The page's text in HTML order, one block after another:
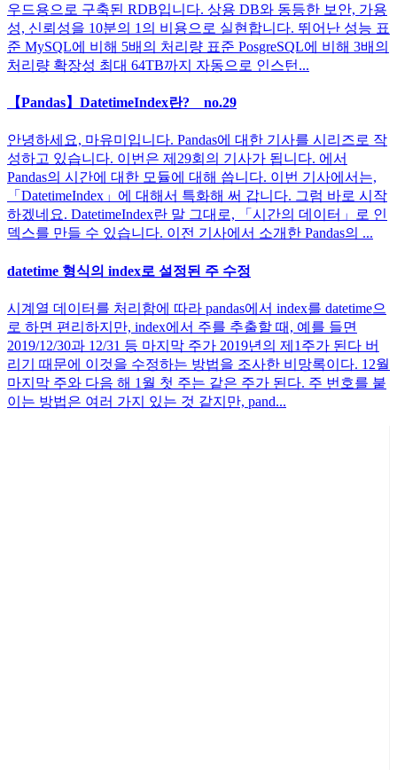
우드용으로 구축된 RDB입니다. 상용 DB와 동등한 보안, 가용
성, 신뢰성을 10분의 1의 비용으로 실현합니다. 뛰어난 성능 표
준 MySQL에 비해 5배의 처리량 표준 PosgreSQL에 비해 3배의
처리량 확장성 최대 64TB까지 자동으로 인스턴...
【Pandas】DatetimeIndex란? no.29
안녕하세요, 마유미입니다. Pandas에 대한 기사를 시리즈로 작
성하고 있습니다. 이번은 제29회의 기사가 됩니다. 에서
Pandas의 시간에 대한 모듈에 대해 씁니다. 이번 기사에서는,
「DatetimeIndex」에 대해서 특화해 써 갑니다. 그럼 바로 시작
하겠네요. DatetimeIndex란 말 그대로, 「시간의 데이터」로 인
덱스를 만들 수 있습니다. 이전 기사에서 소개한 Pandas의 ...
datetime 형식의 index로 설정된 주 수정
시계열 데이터를 처리함에 따라 pandas에서 index를 datetime으
로 하면 편리하지만, index에서 주를 추출할 때, 예를 들면
2019/12/30과 12/31 등 마지막 주가 2019년의 제1주가 된다 버
리기 때문에 이것을 수정하는 방법을 조사한 비망록이다. 12월
마지막 주와 다음 해 1월 첫 주는 같은 주가 된다. 주 번호를 붙
이는 방법은 여러 가지 있는 것 같지만, pand...